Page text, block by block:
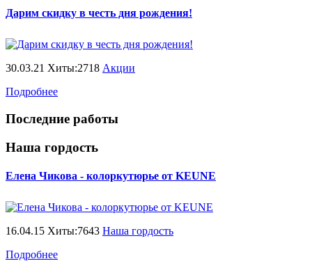
Дарим скидку в честь дня рождения!
30.03.21 Хиты:2718 Акции
Подробнее
Последние работы
Наша гордость
Елена Чикова - колоркутюрье от KEUNE
16.04.15 Хиты:7643 Наша гордость
Подробнее